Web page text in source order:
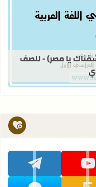
عن النصوص | مراجعة
يا مصر) - للصف
تابعنا على youtube
تابعنا على telegram